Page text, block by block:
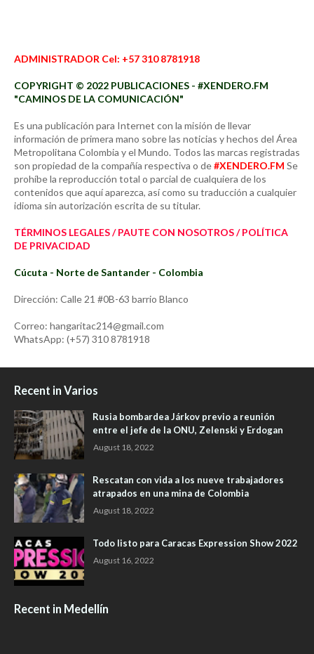
ADMINISTRADOR Cel: +57 310 8781918
COPYRIGHT © 2022 PUBLICACIONES - #XENDERO.FM
"CAMINOS DE LA COMUNICACIÓN"
Es una publicación para Internet con la misión de llevar
información de primera mano sobre las noticias y hechos del Área
Metropolitana Colombia y el Mundo. Todos las marcas registradas
son propiedad de la compañía respectiva o de#XENDERO.FM Se
prohíbe la reproducción total o parcial de cualquiera de los
contenidos que aquí aparezca, así como su traducción a cualquier
idioma sin autorización escrita de su titular.
TÉRMINOS LEGALES / PAUTE CON NOSOTROS / POLÍTICA
DE PRIVACIDAD
Cúcuta - Norte de Santander - Colombia
Dirección: Calle 21 #0B-63 barrio Blanco
Correo: hangaritac214@gmail.com
WhatsApp: (+57) 310 8781918
Recent in Varios
Rusia bombardea Járkov previo a reunión
entre el jefe de la ONU, Zelenski y Erdogan
August 18, 2022
Rescatan con vida a los nueve trabajadores
atrapados en una mina de Colombia
August 18, 2022
Todo listo para Caracas Expression Show 2022
August 16, 2022
Recent in Medellín